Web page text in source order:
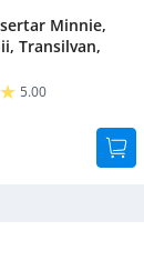
Minnie,
Transilvan,
5.00